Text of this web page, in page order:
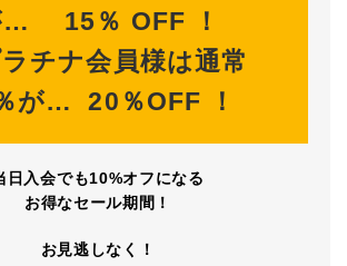
… 15％ OFF
！
チナ会員様は通常
が… 20％OFF
！
日入会でも10%オフになる
お得なセール期間！
お見逃しなく！